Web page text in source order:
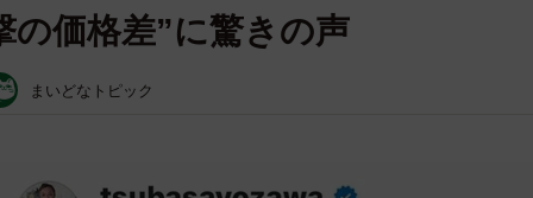
の価格差”に驚きの声
まいどなトピック